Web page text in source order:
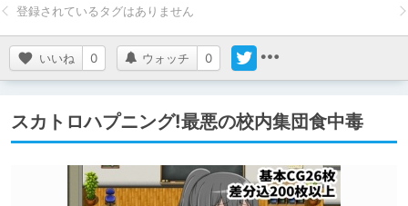
いいね 0 ウォッチ 0
スカトロハプニング!最悪の校内集団食中毒